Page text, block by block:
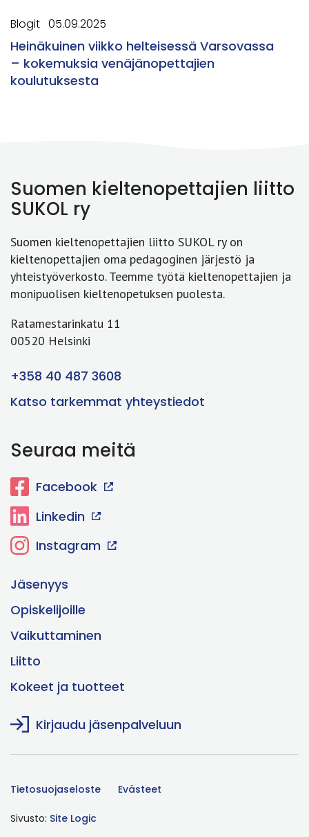
Blogit 05.09.2025
Heinäkuinen viikko helteisessä Varsovassa
– kokemuksia venäjänopettajien
koulutuksesta
Suomen kieltenopettajien liitto
SUKOL ry
Suomen kieltenopettajien liitto SUKOL ry on
kieltenopettajien oma pedagoginen järjestö ja
yhteistyöverkosto. Teemme työtä kieltenopettajien ja
monipuolisen kieltenopetuksen puolesta.
Ratamestarinkatu 11
00520 Helsinki
+358 40 487 3608
Katso tarkemmat yhteystiedot
Seuraa meitä
Facebook
Linkedin
Instagram
Jäsenyys
Opiskelijoille
Vaikuttaminen
Liitto
Kokeet ja tuotteet
Kirjaudu jäsenpalveluun
Tietosuojaseloste Evästeet
Sivusto: Site Logic